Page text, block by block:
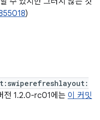
)
전 1.2.0-rc01에는 이 커밋